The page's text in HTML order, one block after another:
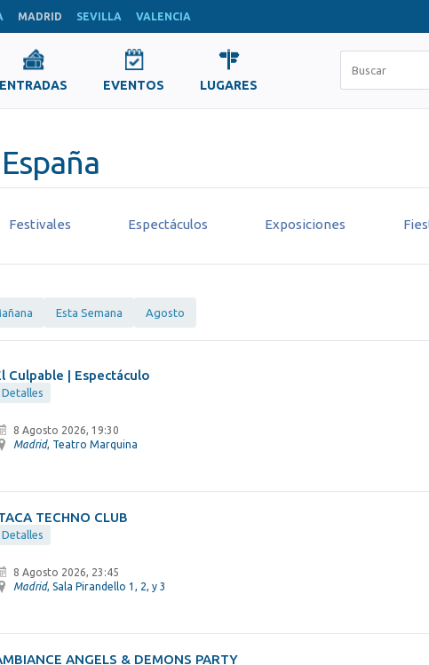
MADRID SEVILLA VALENCIA
ENTRADAS EVENTOS LUGARES
Festivales Espectáculos Exposiciones
Esta Semana Agosto
Culpable | Espectáculo
Detalles
8 Agosto 2026, 19:30
Madrid, Teatro Marquina
TECHNO CLUB
Detalles
8 Agosto 2026, 23:45
Madrid, Sala Pirandello 1, 2, y 3
ANGELS & DEMONS PARTY